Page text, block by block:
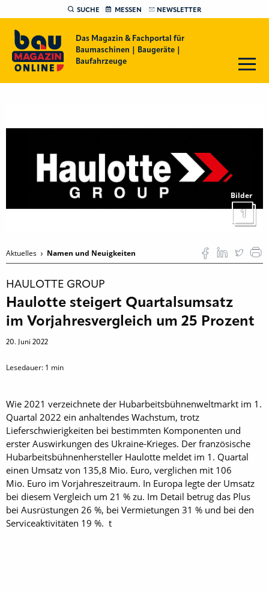
SUCHE MESSEN NEWSLETTER
Das Magazin & Fachportal für
Baumaschinen | Baugeräte |
Baufahrzeuge
Bilder
1
Aktuelles Namen und Neuigkeiten
HAULOTTE GROUP
Haulotte steigert Quartalsumsatz
im Vorjahresvergleich um 25 Prozent
20. Juni 2022
Lesedauer: 1 min
Wie 2021 verzeichnete der Hub­arbeitsbühnenweltmarkt im 1.
Quartal 2022 ein anhaltendes Wachstum, trotz
Lieferschwierigkeiten bei bestimmten Komponenten und
erster Auswirkungen des Ukraine-Krieges. Der fran­zösische
Hubarbeitsbühnenhersteller Haulotte meldet im 1. Quartal
einen Umsatz von 135,8 Mio. Euro, verglichen mit 106
Mio. Euro im Vorjahreszeitraum. In Europa legte der Umsatz
bei diesem Vergleich um 21 % zu. Im Detail betrug das Plus
bei Ausrüstungen 26 %, bei Vermietungen 31 % und bei den
Serviceaktivitäten 19 %. t